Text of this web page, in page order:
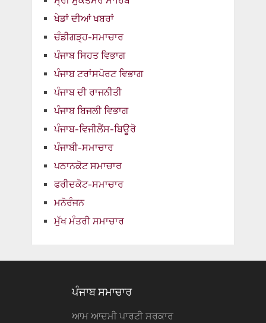
ਖੇਡਾਂ ਦੀਆਂ ਖਬਰਾਂ
ਚੰਡੀਗੜ੍ਹ-ਸਮਾਚਾਰ
ਪੰਜਾਬ ਸਿਹਤ ਵਿਭਾਗ
ਪੰਜਾਬ ਟਰਾਂਸਪੋਰਟ ਵਿਭਾਗ
ਪੰਜਾਬ ਦੀ ਰਾਜਨੀਤੀ
ਪੰਜਾਬ ਬਿਜਲੀ ਵਿਭਾਗ
ਪੰਜਾਬ-ਵਿਜੀਲੈਂਸ-ਬਿਊਰੋ
ਪੰਜਾਬੀ-ਸਮਾਚਾਰ
ਪਠਾਨਕੋਟ ਸਮਾਚਾਰ
ਫਰੀਦਕੋਟ-ਸਮਾਚਾਰ
ਮਨੋਰੰਜਨ
ਮੁੱਖ ਮੰਤਰੀ ਸਮਾਚਾਰ
ਪੰਜਾਬ ਸਮਾਚਾਰ
ਆਮ ਆਦਮੀ ਪਾਰਟੀ ਸਰਕਾਰ